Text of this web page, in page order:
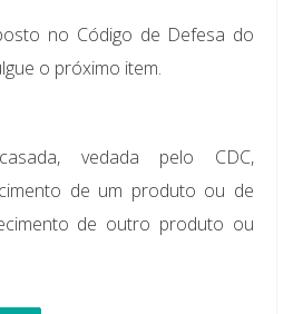
no Código de Defesa do
o próximo item.
vedada pelo CDC,
de um produto ou de
de outro produto ou